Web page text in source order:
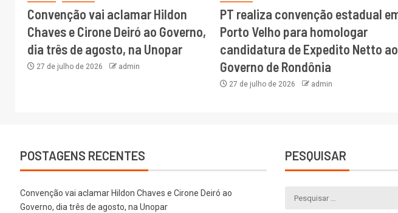
Convenção vai aclamar Hildon
Chaves e Cirone Deiró ao Governo,
dia três de agosto, na Unopar
27 de julho de 2026 admin
PT realiza convenção estadual
Porto Velho para homologar
candidatura de Expedito Netto ao
Governo de Rondônia
27 de julho de 2026 admin
POSTAGENS RECENTES
Convenção vai aclamar Hildon Chaves e Cirone Deiró ao
Governo, dia três de agosto, na Unopar
PESQUISAR